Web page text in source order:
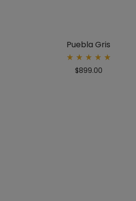
Puebla Gris
5.00
$899.00